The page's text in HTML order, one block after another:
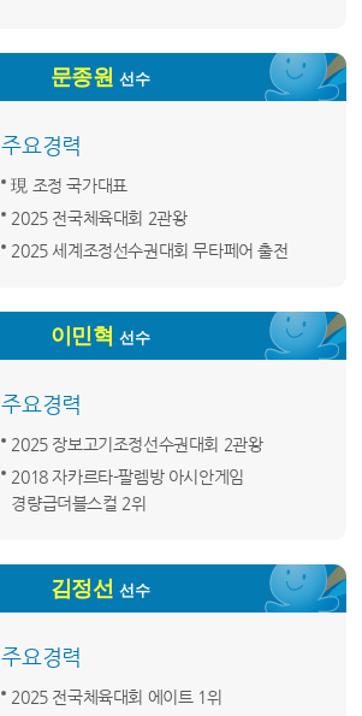
문종원선수
주요경력
現 조정 국가대표
2025 전국체육대회 2관왕
2025 세계조정선수권대회 무타페어 출전
이민혁선수
주요경력
2025 장보고기조정선수권대회 2관왕
2018 자카르타-팔렘방 아시안게임
경량급더블스컬 2위
김정선선수
주요경력
2025 전국체육대회 에이트 1위